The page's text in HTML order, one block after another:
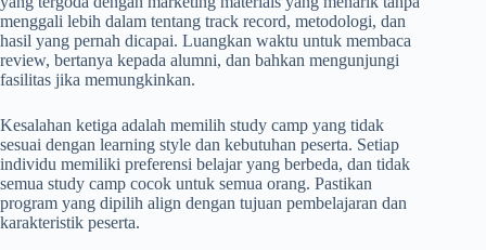
menggali lebih dalam tentang track record, metodologi, dan
hasil yang pernah dicapai. Luangkan waktu untuk membaca
review, bertanya kepada alumni, dan bahkan mengunjungi
fasilitas jika memungkinkan.
Kesalahan ketiga adalah memilih study camp yang tidak
sesuai dengan learning style dan kebutuhan peserta. Setiap
individu memiliki preferensi belajar yang berbeda, dan tidak
semua study camp cocok untuk semua orang. Pastikan
program yang dipilih align dengan tujuan pembelajaran dan
karakteristik peserta.